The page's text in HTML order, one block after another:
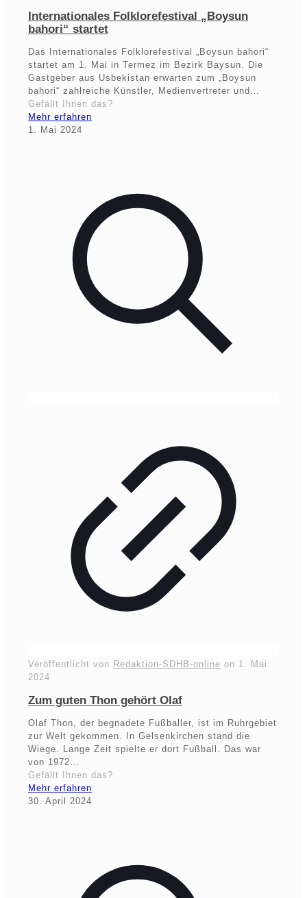
Internationales Folklorefestival „Boysun
bahori“ startet
Das Internationales Folklorefestival „Boysun bahori“
startet am 1. Mai in Termez im Bezirk Baysun. Die
Gastgeber aus Usbekistan erwarten zum „Boysun
bahori“ zahlreiche Künstler, Medienvertreter und…
Gefällt Ihnen das?
Mehr erfahren
1. Mai 2024
Veröffentlicht von Redaktion-SDHB-online on 1. Mai
2024
Zum guten Thon gehört Olaf
Olaf Thon, der begnadete Fußballer, ist im Ruhrgebiet
zur Welt gekommen. In Gelsenkirchen stand die
Wiege. Lange Zeit spielte er dort Fußball. Das war
von 1972…
Gefällt Ihnen das?
Mehr erfahren
30. April 2024